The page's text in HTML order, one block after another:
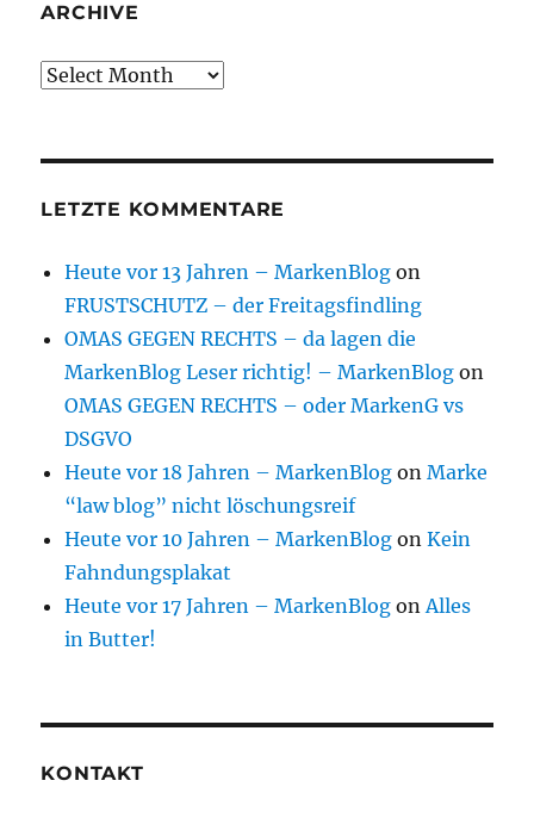
ARCHIVE
Archive
LETZTE KOMMENTARE
Heute vor 13 Jahren – MarkenBlog on
FRUSTSCHUTZ – der Freitagsfindling
OMAS GEGEN RECHTS – da lagen die
MarkenBlog Leser richtig! – MarkenBlog on
OMAS GEGEN RECHTS – oder MarkenG vs
DSGVO
Heute vor 18 Jahren – MarkenBlog onMarke
“law blog” nicht löschungsreif
Heute vor 10 Jahren – MarkenBlog onKein
Fahndungsplakat
Heute vor 17 Jahren – MarkenBlog onAlles
in Butter!
KONTAKT